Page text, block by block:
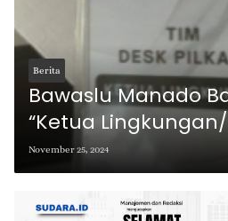
Berita
Bawaslu Manado
“Ketua
Akses di TPS
November 25, 2024